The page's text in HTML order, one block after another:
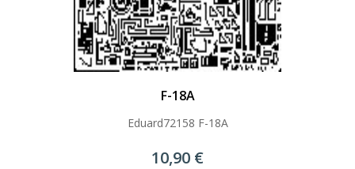
F-18A
Eduard72158 F-18A
10,90 €